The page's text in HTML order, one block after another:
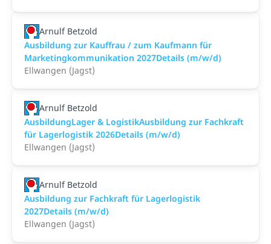
Arnulf Betzold
Ausbildung zur Kauffrau / zum Kaufmann für
Marketingkommunikation 2027Details (m/w/d)
Ellwangen (Jagst)
Arnulf Betzold
AusbildungLager & LogistikAusbildung zur Fachkraft
für Lagerlogistik 2026Details (m/w/d)
Ellwangen (Jagst)
Arnulf Betzold
Ausbildung zur Fachkraft für Lagerlogistik
2027Details (m/w/d)
Ellwangen (Jagst)